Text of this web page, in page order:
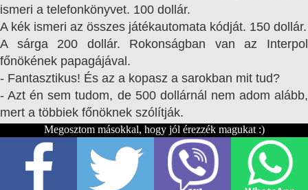
ismeri a telefonkönyvet. 100 dollár.
A kék ismeri az összes játékautomata kódját. 150 dollár.
A sárga 200 dollár. Rokonságban van az Interpol
főnökének papagájával.
- Fantasztikus! És az a kopasz a sarokban mit tud?
- Azt én sem tudom, de 500 dollárnál nem adom alább,
mert a többiek főnöknek szólítják.
Megosztom másokkal, hogy jól érezzék magukat :)